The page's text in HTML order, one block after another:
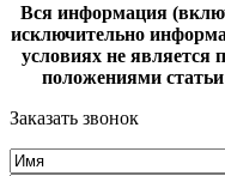
Вся информация
исключительно
условиях не является
положениями
Заказать звонок